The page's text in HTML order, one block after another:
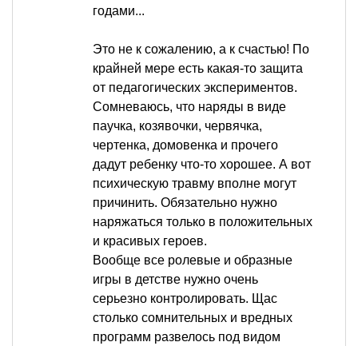
годами...
Это не к сожалению, а к счастью! По
крайней мере есть какая-то защита
от педагогических экспериментов.
Сомневаюсь, что наряды в виде
паучка, козявочки, червячка,
чертенка, домовенка и прочего
дадут ребенку что-то хорошее. А вот
психическую травму вполне могут
причинить. Обязательно нужно
наряжаться только в положительных
и красивых героев.
Вообще все ролевые и образные
игры в детстве нужно очень
серьезно контролировать. Щас
столько сомнительных и вредных
программ развелось под видом